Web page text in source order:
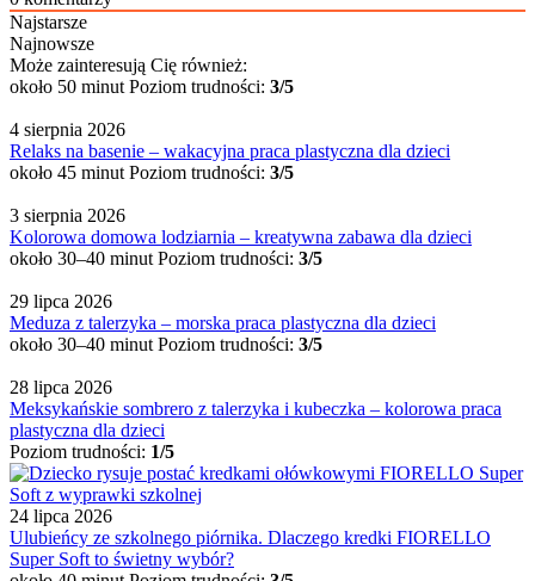
Najstarsze
Najnowsze
Może zainteresują Cię również:
około 50 minut Poziom trudności: 3/5
4 sierpnia 2026
Relaks na basenie – wakacyjna praca plastyczna dla dzieci
około 45 minut Poziom trudności: 3/5
3 sierpnia 2026
Kolorowa domowa lodziarnia – kreatywna zabawa dla dzieci
około 30–40 minut Poziom trudności: 3/5
29 lipca 2026
Meduza z talerzyka – morska praca plastyczna dla dzieci
około 30–40 minut Poziom trudności: 3/5
28 lipca 2026
Meksykańskie sombrero z talerzyka i kubeczka – kolorowa praca
plastyczna dla dzieci
Poziom trudności: 1/5
24 lipca 2026
Ulubieńcy ze szkolnego piórnika. Dlaczego kredki FIORELLO
Super Soft to świetny wybór?